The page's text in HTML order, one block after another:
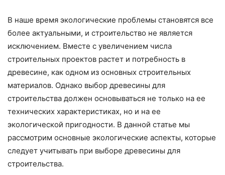
В наше время экологические проблемы становятся все
более актуальными, и строительство не является
исключением. Вместе с увеличением числа
строительных проектов растет и потребность в
древесине, как одном из основных строительных
материалов. Однако выбор древесины для
строительства должен основываться не только на ее
технических характеристиках, но и на ее
экологической пригодности. В данной статье мы
рассмотрим основные экологические аспекты, которые
следует учитывать при выборе древесины для
строительства.